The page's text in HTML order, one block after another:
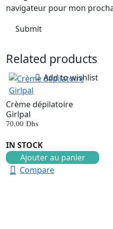
navigateur pour mon
Related products
Add to wishlist
Crème dépilatoire
Girlpal
70,00 Dhs
IN STOCK
Ajouter au panier
Compare